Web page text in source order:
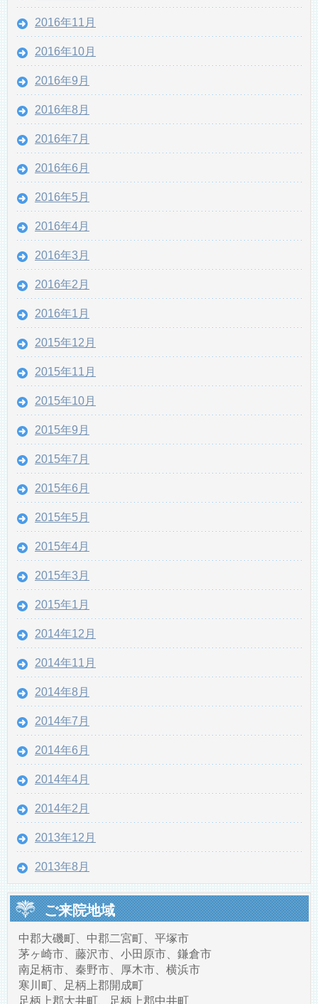
2016年11月
2016年10月
2016年9月
2016年8月
2016年7月
2016年6月
2016年5月
2016年4月
2016年3月
2016年2月
2016年1月
2015年12月
2015年11月
2015年10月
2015年9月
2015年7月
2015年6月
2015年5月
2015年4月
2015年3月
2015年1月
2014年12月
2014年11月
2014年8月
2014年7月
2014年6月
2014年4月
2014年2月
2013年12月
2013年8月
ご来院地域
中郡大磯町、中郡二宮町、平塚市
茅ヶ崎市、藤沢市、小田原市、鎌倉市
南足柄市、秦野市、厚木市、横浜市
寒川町、足柄上郡開成町
足柄上郡大井町、足柄上郡中井町